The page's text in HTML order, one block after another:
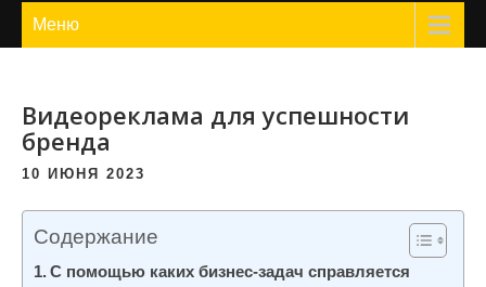
Меню
Видеореклама для успешности
бренда
10 ИЮНЯ 2023
Содержание
С помощью каких бизнес-задач справляется